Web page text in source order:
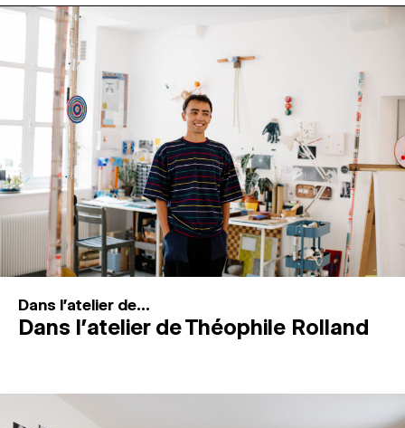
PROGRAMMATION
MAGAZINE
ESPACES DE PRATIQUE ARTISTIQUE ↓
Recherche
Connexion
Dans l'atelier de...
Dans l’atelier de Théophile Rolland